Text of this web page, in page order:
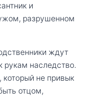
и
разрушенном
ждут
рукам наследство.
не привык
отцом,